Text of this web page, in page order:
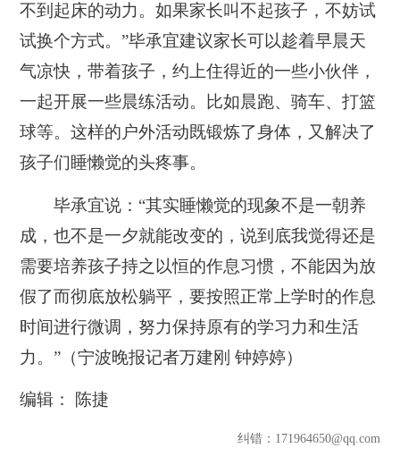
不到起床的动力。如果家长叫不起孩子，不妨试
试换个方式。”毕承宜建议家长可以趁着早晨天
气凉快，带着孩子，约上住得近的一些小伙伴，
一起开展一些晨练活动。比如晨跑、骑车、打篮
球等。这样的户外活动既锻炼了身体，又解决了
孩子们睡懒觉的头疼事。
毕承宜说：“其实睡懒觉的现象不是一朝养
成，也不是一夕就能改变的，说到底我觉得还是
需要培养孩子持之以恒的作息习惯，不能因为放
假了而彻底放松躺平，要按照正常上学时的作息
时间进行微调，努力保持原有的学习力和生活
力。”（宁波晚报记者万建刚 钟婷婷）
编辑： 陈捷
纠错：171964650@qq.com